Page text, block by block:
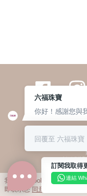
繁
© 六福集
(六福企業禮品
六福電子商
(六福集
六福珠寶金行(
我們利用cookies為您提供最
即表示您 同意
訂閱我取得
連結
六福珠寶
你好！感謝您與
回覆至 六福珠寶